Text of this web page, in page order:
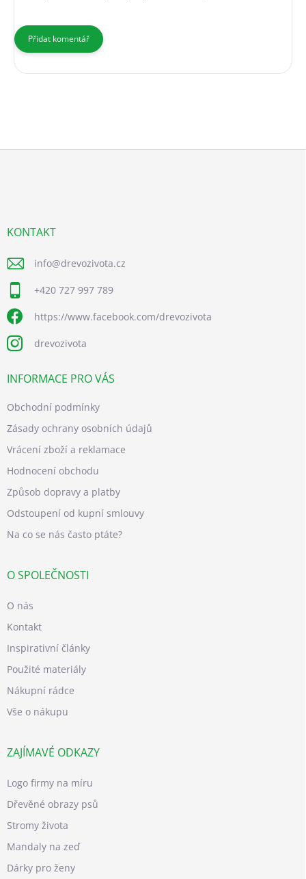
Přidat komentář
KONTAKT
info@drevozivota.cz
+420 727 997 789
https://www.facebook.com/drevozivota
drevozivota
INFORMACE PRO VÁS
Obchodní podmínky
Zásady ochrany osobních údajů
Vrácení zboží a reklamace
Hodnocení obchodu
Způsob dopravy a platby
Odstoupení od kupní smlouvy
Na co se nás často ptáte?
O SPOLEČNOSTI
O nás
Kontakt
Inspirativní články
Použité materiály
Nákupní rádce
Vše o nákupu
ZAJÍMAVÉ ODKAZY
Logo firmy na míru
Dřevěné obrazy psů
Stromy života
Mandaly na zeď
Dárky pro ženy